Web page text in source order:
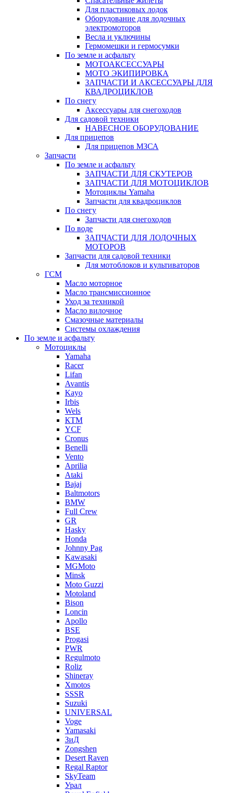
Для пластиковых лодок
Оборудование для лодочных
электромоторов
Весла и уключины
Гермомешки и гермосумки
По земле и асфальту
МОТОАКСЕССУАРЫ
МОТО ЭКИПИРОВКА
ЗАПЧАСТИ И АКСЕССУАРЫ ДЛЯ
КВАДРОЦИКЛОВ
По снегу
Аксессуары для снегоходов
Для садовой техники
НАВЕСНОЕ ОБОРУДОВАНИЕ
Для прицепов
Для прицепов МЗСА
Запчасти
По земле и асфальту
ЗАПЧАСТИ ДЛЯ СКУТЕРОВ
ЗАПЧАСТИ ДЛЯ МОТОЦИКЛОВ
Мотоциклы Yamaha
Запчасти для квадроциклов
По снегу
Запчасти для снегоходов
По воде
ЗАПЧАСТИ ДЛЯ ЛОДОЧНЫХ
МОТОРОВ
Запчасти для садовой техники
Для мотоблоков и культиваторов
ГСМ
Масло моторное
Масло трансмиссионное
Уход за техникой
Масло вилочное
Смазочные материалы
Системы охлаждения
По земле и асфальту
Мотоциклы
Yamaha
Racer
Lifan
Avantis
Kayo
Irbis
Wels
КТМ
YCF
Cronus
Benelli
Vento
Aprilia
Ataki
Bajaj
Baltmotors
BMW
Full Crew
GR
Hasky
Honda
Johnny Pag
Kawasaki
MGMoto
Minsk
Moto Guzzi
Motoland
Bison
Loncin
Apollo
BSE
Progasi
PWR
Regulmoto
Roliz
Shineray
Xmotos
SSSR
Suzuki
UNIVERSAL
Voge
Yamasaki
ЗиД
Zongshen
Desert Raven
Regal Raptor
SkyTeam
Урал